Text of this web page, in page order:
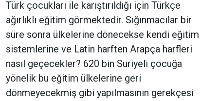
Türk çocukları ile karıştırıldığı için Türkçe
ağırlıklı eğitim görmektedir. Sığınmacılar bir
süre sonra ülkelerine dönecekse kendi eğitim
sistemlerine ve Latin harften Arapça harfleri
nasıl geçecekler? 620 bin Suriyeli çocuğa
yönelik bu eğitim ülkelerine geri
dönmeyecekmiş gibi yapılmasının gerekçesi